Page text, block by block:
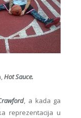
Hot Sauce.
, a kada ga
reprezentacija u